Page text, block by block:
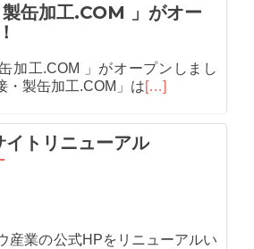
製缶加工.COM 」がオー
加工.COM 」がオープンしまし
製缶加工.COM」は[…]
イトリニューアル
産業の公式HPをリニューアルい